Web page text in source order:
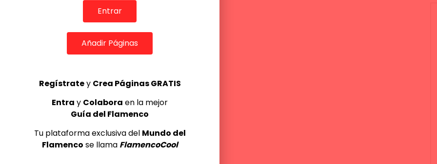
Entrar
Añadir Páginas
Regístratey Crea Páginas GRATIS
Entra y Colabora en la mejor
Guía del Flamenco
Tu plataforma exclusiva del Mundo del
Flamenco se llama FlamencoCool